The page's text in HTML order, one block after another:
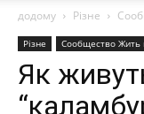
додому Різне
Різне Сообщество Жить
Як